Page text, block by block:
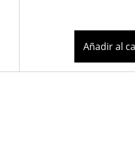
Añadir al